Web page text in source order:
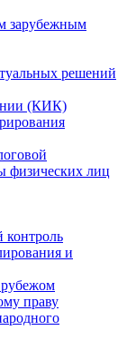
зарубежным
решений
(КИК)
физических лиц
контроль
и
рубежом
праву